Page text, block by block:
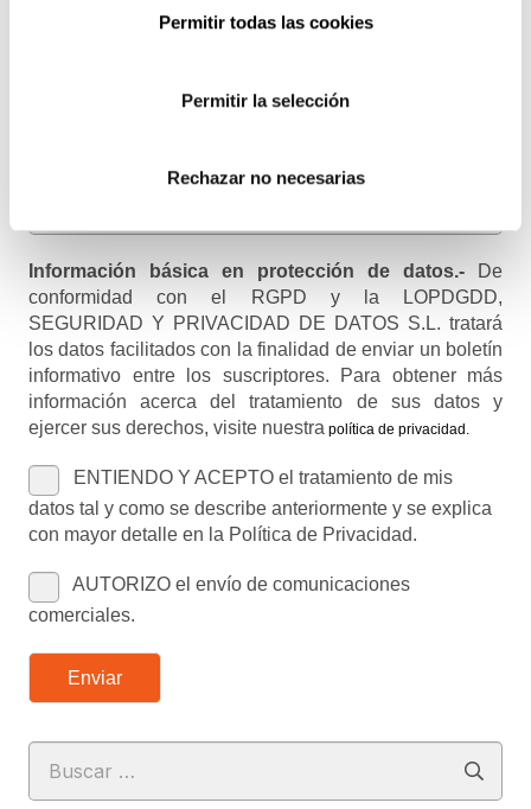
Permitir todas las cookies
Permitir la selección
Rechazar no necesarias
Información básica en protección de datos.- De
conformidad con el RGPD y la LOPDGDD,
SEGURIDAD Y PRIVACIDAD DE DATOS S.L. tratará
los datos facilitados con la finalidad de enviar un boletín
informativo entre los suscriptores. Para obtener más
información acerca del tratamiento de sus datos y
ejercer sus derechos, visite nuestra política de privacidad
ENTIENDO Y ACEPTO el tratamiento de mis
datos tal y como se describe anteriormente y se explica
con mayor detalle en la Política de Privacidad.
AUTORIZO el envío de comunicaciones
comerciales.
Enviar
Buscar: